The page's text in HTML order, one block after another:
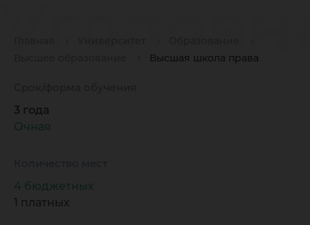
Высшая школа права
науки
3 года
Очная
4 бюджетных
1 платных